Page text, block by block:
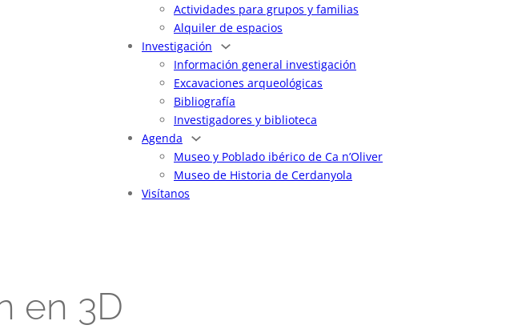
Actividades para grupos y familias
Alquiler de espacios
Investigación
Información general investigación
Excavaciones arqueológicas
Bibliografía
Investigadores y biblioteca
Agenda
Museo y Poblado ibérico de Ca n’Oliver
Museo de Historia de Cerdanyola
Visítanos
en 3D